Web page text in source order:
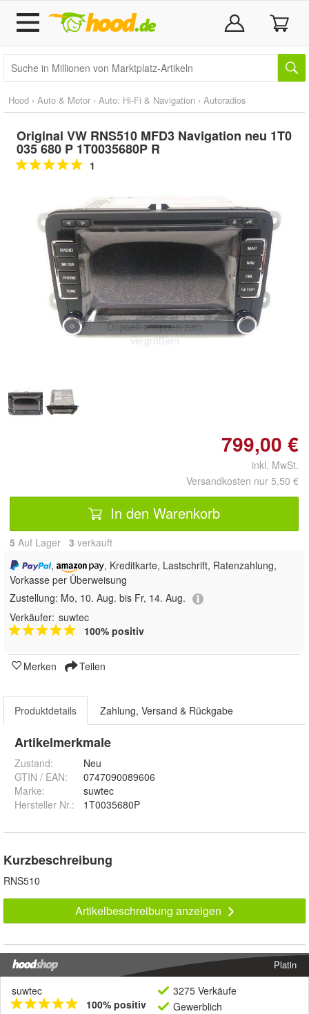
Hood › Auto & Motor › Auto: Hi-Fi & Navigation › Autoradios
Original VW RNS510 MFD3 Navigation neu 1T0
035 680 P 1T0035680P R
1
Doppelt antippen zum
vergrößern
799,00 €
inkl. MwSt.
Versandkosten nur 5,50 €
In den Warenkorb
5 Auf Lager 3 verkauft
,
, Kreditkarte, Lastschrift, Ratenzahlung,
Vorkasse per Überweisung
Zustellung: Mo, 10. Aug. bis Fr, 14. Aug.
Verkäufer: suwtec
100% positiv
Merken Teilen
Produktdetails Zahlung, Versand & Rückgabe
Artikelmerkmale
Zustand:
Neu
GTIN / EAN:
0747090089606
Marke:
suwtec
Hersteller Nr.:
1T0035680P
Kurzbeschreibung
RNS510
Artikelbeschreibung anzeigen
Platin
suwtec
100% positiv
3275 Verkäufe
Gewerblich